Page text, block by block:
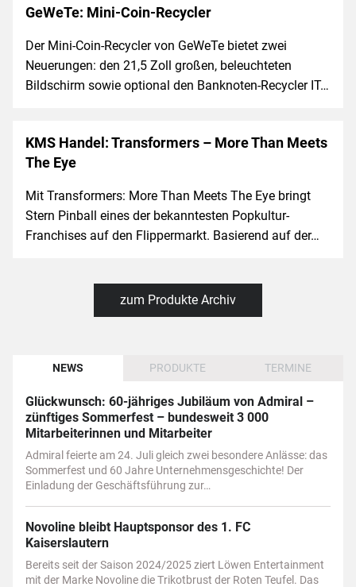
GeWeTe: Mini-Coin-Recycler
Der Mini-Coin-Recycler von GeWeTe bietet zwei
Neuerungen: den 21,5 Zoll großen, beleuchteten
Bildschirm sowie optional den Banknoten-Recycler IT…
KMS Handel: Transformers – More Than Meets
The Eye
Mit Transformers: More Than Meets The Eye bringt
Stern Pinball eines der bekanntesten Popkultur-
Franchises auf den Flippermarkt. Basierend auf der…
zum Produkte Archiv
NEWS PRODUKTE TERMINE
Glückwunsch: 60-jähriges Jubiläum von Admiral –
zünftiges Sommerfest – bundesweit 3 000
Mitarbeiterinnen und Mitarbeiter
Admiral feierte am 24. Juli gleich zwei besondere Anlässe: das
Sommerfest und 60 Jahre Unternehmensgeschichte! Der
Einladung der Geschäftsführung zur…
Novoline bleibt Hauptsponsor des 1. FC
Kaiserslautern
Bereits seit der Saison 2024/2025 ziert Löwen Entertainment
mit der Marke Novoline die Trikotbrust der Roten Teufel. Das